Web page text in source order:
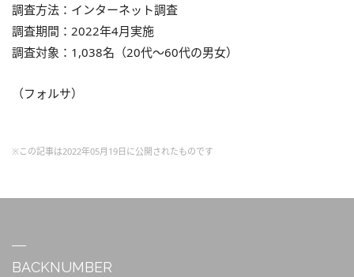
調査方法：インターネット調査
調査期間：2022年4月実施
調査対象：1,038名（20代～60代の男女）
（フォルサ）
※この記事は2022年05月19日に公開されたものです
BACKNUMBER